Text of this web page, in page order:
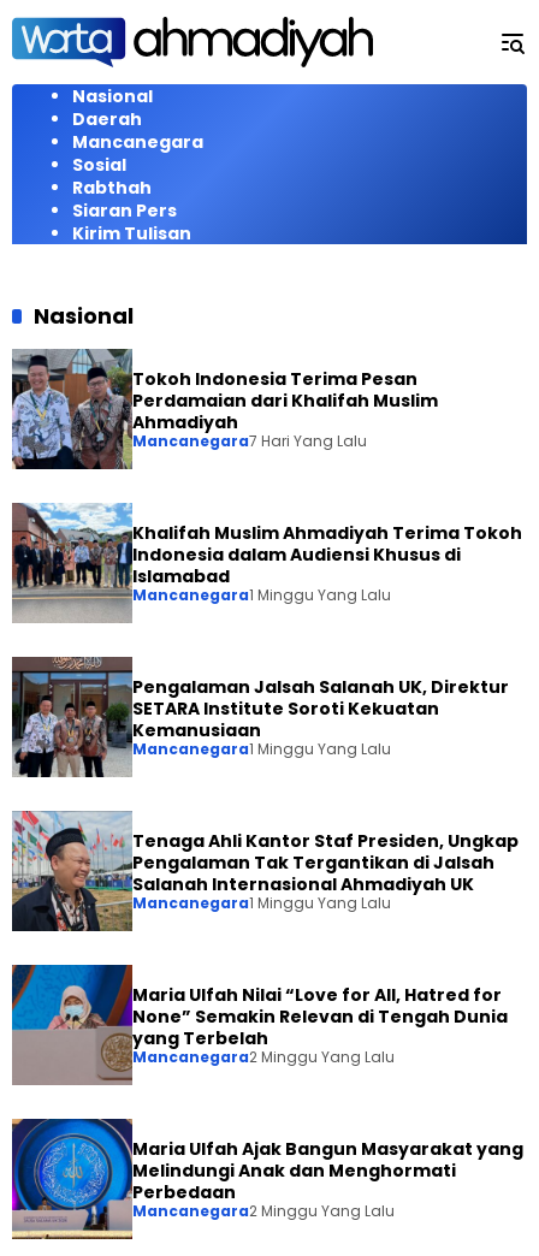
Langsung
konten
Nasional
Daerah
Mancanegara
Sosial
Rabthah
Siaran Pers
Kirim Tulisan
Nasional
Tokoh Indonesia Terima Pesan
Perdamaian dari Khalifah Muslim
Ahmadiyah
Mancanegara7 Hari Yang Lalu
Khalifah Muslim Ahmadiyah Terima Tokoh
Indonesia dalam Audiensi Khusus di
Islamabad
Mancanegara1 Minggu Yang Lalu
Pengalaman Jalsah Salanah UK, Direktur
SETARA Institute Soroti Kekuatan
Kemanusiaan
Mancanegara1 Minggu Yang Lalu
Tenaga Ahli Kantor Staf Presiden, Ungkap
Pengalaman Tak Tergantikan di Jalsah
Salanah Internasional Ahmadiyah UK
Mancanegara1 Minggu Yang Lalu
Maria Ulfah Nilai “Love for All, Hatred for
None” Semakin Relevan di Tengah Dunia
yang Terbelah
Mancanegara2 Minggu Yang Lalu
Maria Ulfah Ajak Bangun Masyarakat yang
Melindungi Anak dan Menghormati
Perbedaan
Mancanegara2 Minggu Yang Lalu